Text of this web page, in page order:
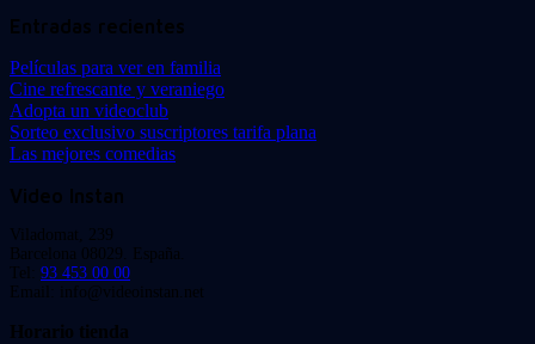
Entradas recientes
Películas para ver en familia
Cine refrescante y veraniego
Adopta un videoclub
Sorteo exclusivo suscriptores tarifa plana
Las mejores comedias
Video Instan
Viladomat, 239
Barcelona 08029. España.
Tel: 93 453 00 00
Email: info@videoinstan.net
Horario tienda